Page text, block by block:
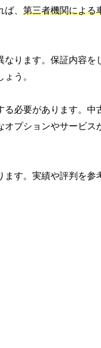
、 第三者機関による
なります。保証内容を
う。
る必要があります。中
オプションやサービス
ます。実績や評判を参